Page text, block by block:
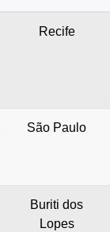
Recife
São Paulo
Buriti dos
Lopes